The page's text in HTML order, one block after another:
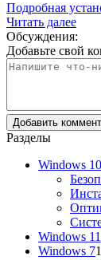
Подробная
Читать далее
Обсуждения:
Добавьте свой
Разделы
Windows 10
Windows 11
Windows 7